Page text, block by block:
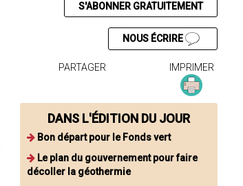
S'ABONNER GRATUITEMENT
NOUS ÉCRIRE
PARTAGER IMPRIMER
DANS L'ÉDITION DU JOUR
Bon départ pour le Fonds vert
Le plan du gouvernement pour faire
décoller la géothermie